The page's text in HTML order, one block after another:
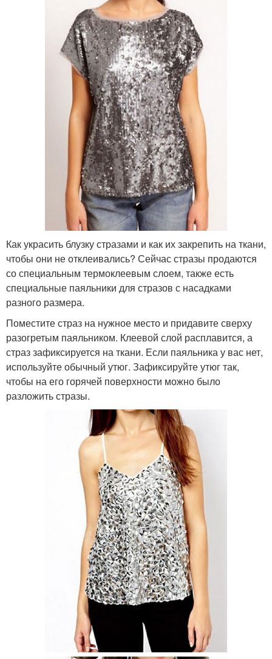
Как украсить блузку стразами и как их закрепить на ткани,
чтобы они не отклеивались? Сейчас стразы продаются
со специальным термоклеевым слоем, также есть
специальные паяльники для стразов с насадками
разного размера.
Поместите страз на нужное место и придавите сверху
разогретым паяльником. Клеевой слой расплавится, а
страз зафиксируется на ткани. Если паяльника у вас нет,
используйте обычный утюг. Зафиксируйте утюг так,
чтобы на его горячей поверхности можно было
разложить стразы.